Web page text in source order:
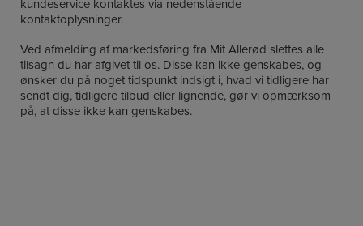
kundeservice kontaktes via nedenstående
kontaktoplysninger.
Ved afmelding af markedsføring fra Mit Allerød slettes alle
tilsagn du har afgivet til os. Disse kan ikke genskabes, og
ønsker du på noget tidspunkt indsigt i, hvad vi tidligere har
sendt dig, tidligere tilbud eller lignende, gør vi opmærksom
på, at disse ikke kan genskabes.